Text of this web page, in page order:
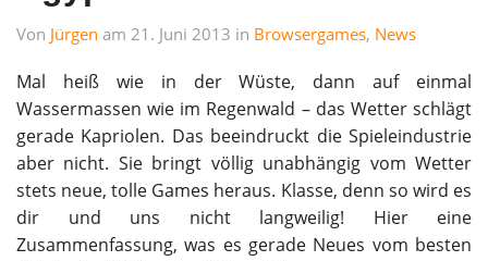
Von Jürgen am 21. Juni 2013 in Browsergames, News
Mal heiß wie in der Wüste, dann auf einmal
Wassermassen wie im Regenwald – das Wetter schlägt
gerade Kapriolen. Das beeindruckt die Spieleindustrie
aber nicht. Sie bringt völlig unabhängig vom Wetter
stets neue, tolle Games heraus. Klasse, denn so wird es
dir und uns nicht langweilig! Hier eine
Zusammenfassung, was es gerade Neues vom besten